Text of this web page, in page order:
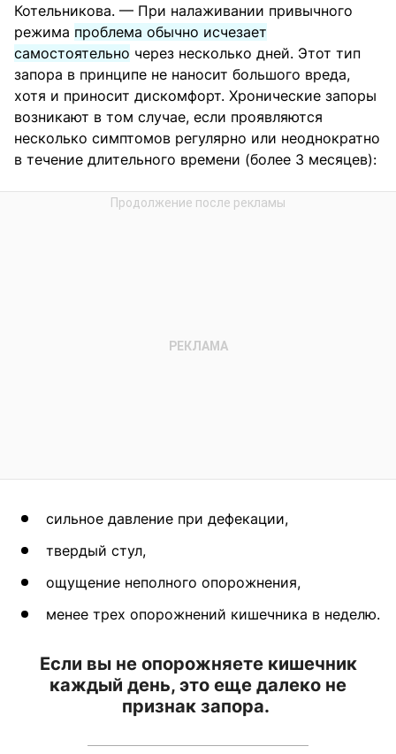
Котельникова. — При налаживании привычного
режима проблема обычно исчезает
самостоятельно через несколько дней. Этот тип
запора в принципе не наносит большого вреда,
хотя и приносит дискомфорт. Хронические запоры
возникают в том случае, если проявляются
несколько симптомов регулярно или неоднократно
в течение длительного времени (более 3 месяцев):
сильное давление при дефекации,
твердый стул,
ощущение неполного опорожнения,
менее трех опорожнений кишечника в неделю.
Если вы не опорожняете кишечник
каждый день, это еще далеко не
признак запора.